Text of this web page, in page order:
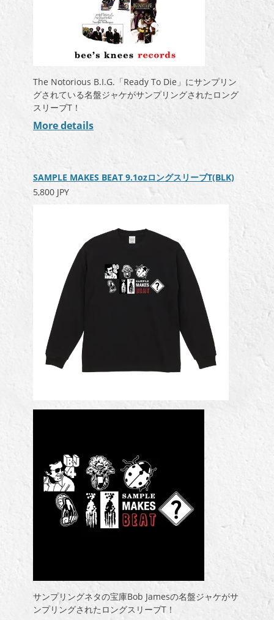
The Notorious B.I.G.「Ready To Die」にサンプリン
グされている名盤ジャケがサンプリングされたロング
スリーブT！
More details
SAMPLE MAKES BEAT 9.1ozロングスリーブT(BLK)
5,800 JPY
サンプリングネタの宝庫Bob Jamesの名盤ジャケがサ
ンプリングされたロングスリーブT！